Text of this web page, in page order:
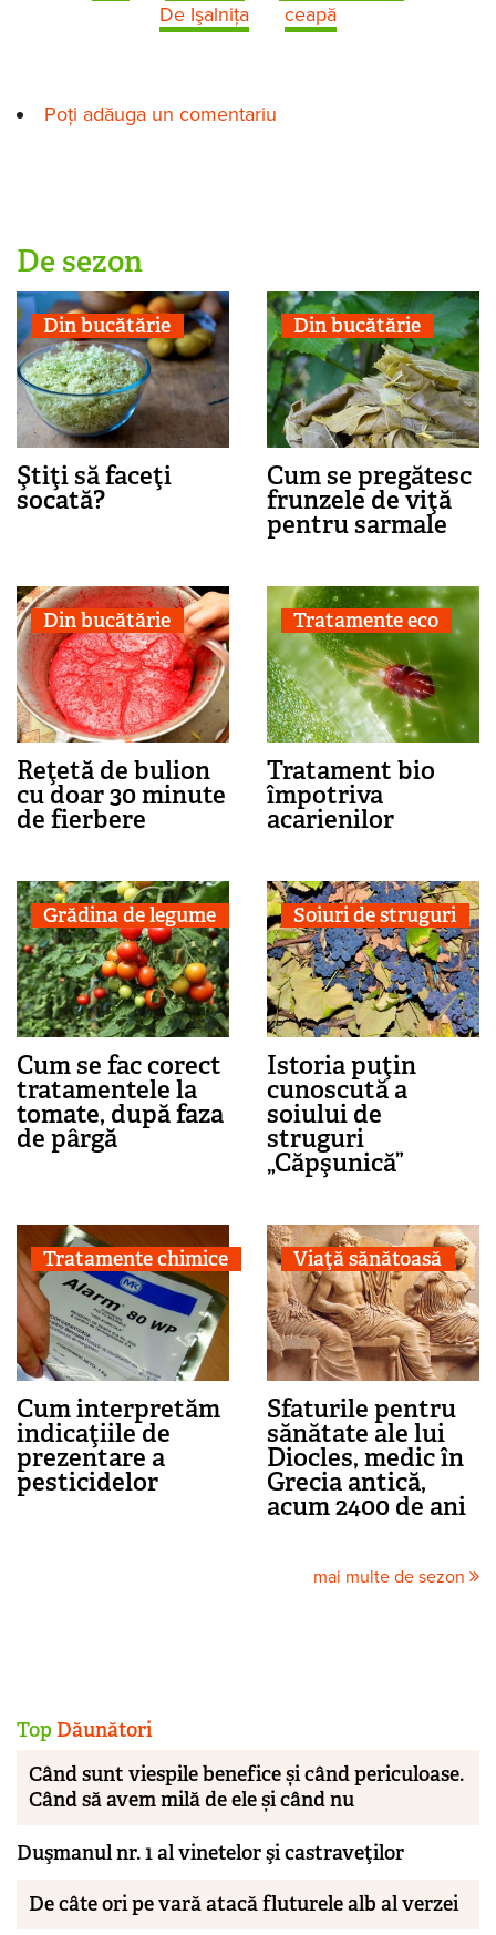
De Işalniţa
ceapă
Poți adăuga un comentariu
De sezon
Din bucătărie
Ştiţi să faceţi
socată?
Din bucătărie
Cum se pregătesc
frunzele de viţă
pentru sarmale
Din bucătărie
Reţetă de bulion
cu doar 30 minute
de fierbere
Tratamente eco
Tratament bio
împotriva
acarienilor
Grădina de legume
Cum se fac corect
tratamentele la
tomate, după faza
de pârgă
Soiuri de struguri
Istoria puţin
cunoscută a
soiului de
struguri
„Căpşunică”
Tratamente chimice
Cum interpretăm
indicaţiile de
prezentare a
pesticidelor
Viaţă sănătoasă
Sfaturile pentru
sănătate ale lui
Diocles, medic în
Grecia antică,
acum 2400 de ani
mai multe de sezon
Top Dăunători
Când sunt viespile benefice și când periculoase.
Când să avem milă de ele și când nu
Duşmanul nr. 1 al vinetelor şi castraveţilor
De câte ori pe vară atacă fluturele alb al verzei